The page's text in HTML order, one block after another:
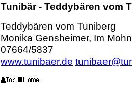
Tunibär - Teddybären vom
Teddybären vom Tuniberg
Monika Gensheimer, Im
07664/5837
www.tunibaer.de